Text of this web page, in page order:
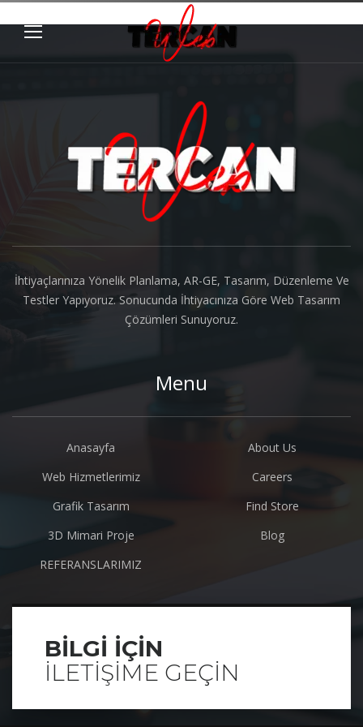
İhtiyaçlarınıza Yönelik Planlama, AR-GE, Tasarım, Düzenleme Ve
Testler Yapıyoruz. Sonucunda İhtiyacınıza Göre Web Tasarım
Çözümleri Sunuyoruz.
Menu
Anasayfa
Web Hizmetlerimiz
Grafik Tasarım
3D Mimari Proje
REFERANSLARIMIZ
About Us
Careers
Find Store
Blog
BILGI IÇIN
ILETIŞIME GEÇIN